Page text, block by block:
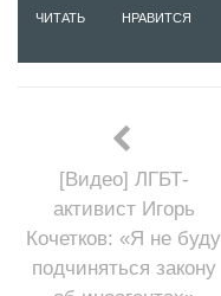
ЧИТАТЬ НРАВИТСЯ
[Видео] ЛГБТ-
активист Игорь
Кочетков: «Я не буду
подчиняться закону